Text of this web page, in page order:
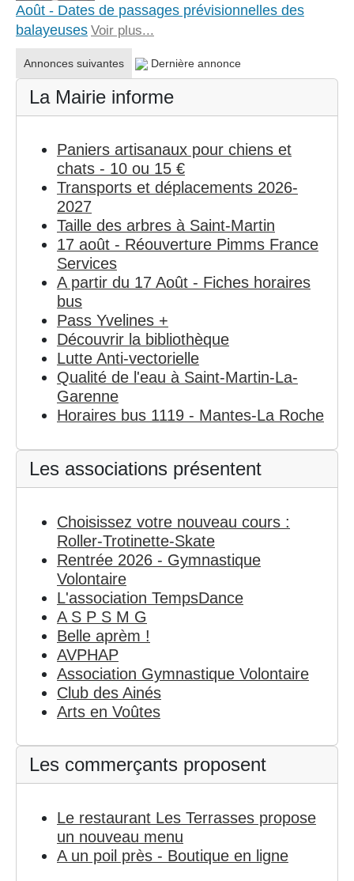
Août - Dates de passages prévisionnelles des
balayeuses Voir plus...
Annonces suivantes Dernière annonce
La Mairie informe
Paniers artisanaux pour chiens et
chats - 10 ou 15 €
Transports et déplacements 2026-
2027
Taille des arbres à Saint-Martin
17 août - Réouverture Pimms France
Services
A partir du 17 Août - Fiches horaires
bus
Pass Yvelines +
Découvrir la bibliothèque
Lutte Anti-vectorielle
Qualité de l'eau à Saint-Martin-La-
Garenne
Horaires bus 1119 - Mantes-La Roche
Les associations présentent
Choisissez votre nouveau cours :
Roller-Trotinette-Skate
Rentrée 2026 - Gymnastique
Volontaire
L'association TempsDance
A S P S M G
Belle aprèm !
AVPHAP
Association Gymnastique Volontaire
Club des Ainés
Arts en Voûtes
Les commerçants proposent
Le restaurant Les Terrasses propose
un nouveau menu
A un poil près - Boutique en ligne